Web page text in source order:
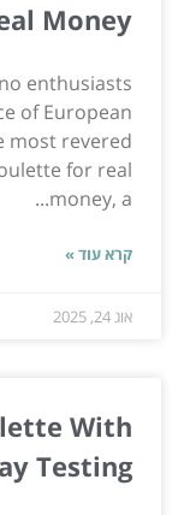
Money
enthusiasts
of European
most revered
for real
money, a...
קרא עוד »
אוג 24, 2025
With
Testing